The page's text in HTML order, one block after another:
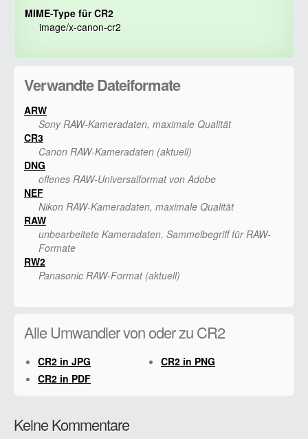
MIME-Type für CR2
image/x-canon-cr2
Verwandte Dateiformate
ARW
Sony RAW-Kameradaten, maximale Qualität
CR3
Canon RAW-Kameradaten (aktuell)
DNG
offenes RAW-Universalformat von Adobe
NEF
Nikon RAW-Kameradaten, maximale Qualität
RAW
unbearbeitete Kameradaten, Sammelbegriff für RAW-
Formate
RW2
Panasonic RAW-Format (aktuell)
Alle Umwandler von oder zu CR2
CR2 in JPG
CR2 in PNG
CR2 in PDF
Keine Kommentare